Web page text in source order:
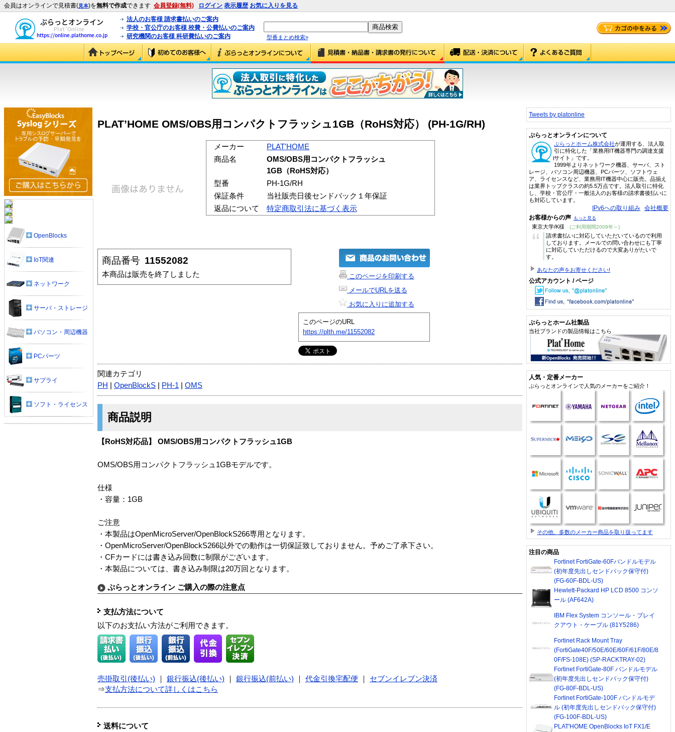
会員はオンラインで見積書(見本)を無料で作成できます 会員登録(無料) ログイン 表示履歴 お気に入りを見る
法人のお客様 請求書払いのご案内
学校・官公庁のお客様 校費・公費払いのご案内
研究機関のお客様 科研費払いのご案内
型番まとめ検索»
PLAT’HOME OMS/OBS用コンパクトフラッシュ1GB（RoHS対応） (PH-1G/RH)
メーカー
PLAT'HOME
商品名
OMS/OBS用コンパクトフラッシュ
1GB（RoHS対応）
型番
PH-1G/RH
保証条件
当社販売日後センドバック１年保証
返品について
特定商取引法に基づく表示
商品番号 11552082
本商品は販売を終了しました
このページを印刷する
メールでURLを送る
お気に入りに追加する
このページのURL
https://plth.me/11552082
関連カテゴリ
PH
OpenBlockS PH-1 OMS
商品説明
【RoHS対応品】 OMS/OBS用コンパクトフラッシュ1GB
OMS/OBS用コンパクトフラッシュ1GBモデルです。
仕様
・容量：1GB
ご注意
・本製品はOpenMicroServer/OpenBlockS266専用となります。
・OpenMicroServer/OpenBlockS266以外での動作は一切保証致しておりません。予めご了承下さい。
・CFカードには書き込み回数に制限がございます。
・本製品については、書き込み制限は20万回となります。
ぷらっとオンライン ご購入の際の注意点
支払方法について
以下のお支払い方法がご利用できます。
売掛取引(後払い) 銀行振込(後払い) 銀行振込(前払い) 代金引換宅配便
セブンイレブン決済
⇒支払方法について詳しくはこちら
送料について
OpenBlocks
IoT関連
ネットワーク
サーバ・ストレージ
パソコン・周辺機器
PCパーツ
サプライ
ソフト・ライセンス
Tweets by platonline
ぷらっとオンラインについて
ぷらっとホーム株式会社が運用する、法人取
引に特化した「業務用IT機器専門の調達支援
サイト」です。
1999年よりネットワーク機器、サーバ、スト
レージ、パソコン周辺機器、PCパーツ、ソフトウェ
ア、ライセンスなど、業務用IT機器中心に販売。品揃え
は業界トップクラスの約5.5万点です。法人取引に特化
し、学校・官公庁・一般法人のお客様の請求書後払いに
も対応しています。
IPv6への取り組み 会社概要
お客様からの声 もっと見る
東京大学/K様 (ご利用期間2009年～)
“
請求書払いに対応していただいているので利用
しております。メールでの問い合わせにも丁寧
に対応していただけるので大変ありがたいで
す。
あなたの声をお寄せください!
公式アカウント / ページ
ぷらっとホーム社製品
当社ブランドの製品情報はこちら
人気・定番メーカー
ぷらっとオンラインで人気のメーカーをご紹介！
その他、多数のメーカー商品を取り扱ってます
注目の商品
Fortinet FortiGate-60Fバンドルモデル
(初年度先出しセンドバック保守付)
(FG-60F-BDL-US)
Hewlett-Packard HP LCD 8500 コンソ
ール (AF642A)
IBM Flex System コンソール・ブレイ
クアウト・ケーブル (81Y5286)
Fortinet Rack Mount Tray
(FortiGate40F/50E/60E/60F/61F/80E/8
0F/FS-108E) (SP-RACKTRAY-02)
Fortinet FortiGate-80F バンドルモデル
(初年度先出しセンドバック保守付)
(FG-80F-BDL-US)
Fortinet FortiGate-100F バンドルモデ
ル (初年度先出しセンドバック保守付)
(FG-100F-BDL-US)
PLAT'HOME OpenBlocks IoT FX1/E